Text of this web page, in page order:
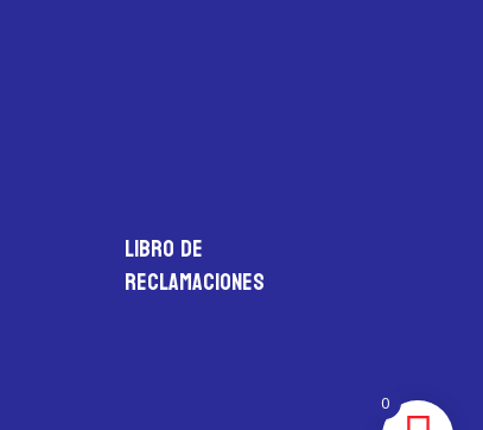
LIBRO DE
RECLAMACIONES
0